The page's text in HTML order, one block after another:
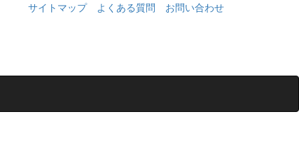
サイトマップ よくある質問 お問い合わせ